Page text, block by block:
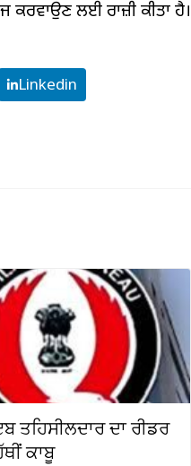
ਲਈ ਰਾਜ਼ੀ ਕੀਤਾ ਹੈ।
Linkedin
ਤਹਿਸੀਲਦਾਰ ਦਾ ਰੀਡਰ
ਕਾਬੂ